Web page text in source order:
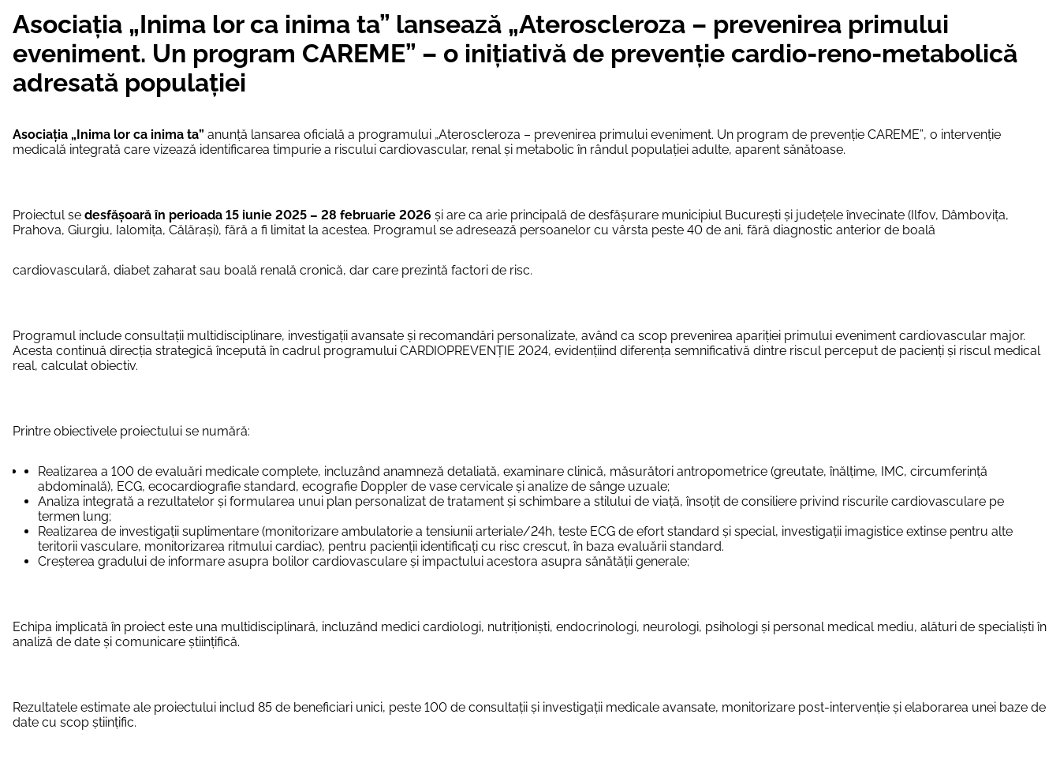
Asociația „Inima lor ca inima ta” lansează „Ateroscleroza – prevenirea primului
eveniment. Un program CAREME” – o inițiativă de prevenție cardio-reno-metabolică
adresată populației
Asociația „Inima lor ca inima ta” anunță lansarea oficială a programului „Ateroscleroza – prevenirea primului eveniment. Un program de prevenție CAREME”, o intervenție
medicală integrată care vizează identificarea timpurie a riscului cardiovascular, renal și metabolic în rândul populației adulte, aparent sănătoase.
Proiectul se desfășoară în perioada 15 iunie 2025 – 28 februarie 2026 și are ca arie principală de desfășurare municipiul București și județele învecinate (Ilfov, Dâmbovița,
Prahova, Giurgiu, Ialomița, Călărași), fără a fi limitat la acestea. Programul se adreseazǎ persoanelor cu vârsta peste 40 de ani, fără diagnostic anterior de boală
cardiovasculară, diabet zaharat sau boală renală cronică, dar care prezintă factori de risc.
Programul include consultații multidisciplinare, investigații avansate și recomandări personalizate, având ca scop prevenirea apariției primului eveniment cardiovascular major.
Acesta continuă direcția strategică începută în cadrul programului CARDIOPREVENȚIE 2024, evidențiind diferența semnificativă dintre riscul perceput de pacienți și riscul medical
real, calculat obiectiv.
Printre obiectivele proiectului se numără:
Realizarea a 100 de evaluări medicale complete, incluzând anamneză detaliată, examinare clinică, măsurători antropometrice (greutate, înălțime, IMC, circumferință
abdominală), ECG, ecocardiografie standard, ecografie Doppler de vase cervicale și analize de sânge uzuale;
Analiza integrată a rezultatelor și formularea unui plan personalizat de tratament și schimbare a stilului de viață, însoțit de consiliere privind riscurile cardiovasculare pe
termen lung;
Realizarea de investigații suplimentare (monitorizare ambulatorie a tensiunii arteriale/24h, teste ECG de efort standard și special, investigații imagistice extinse pentru alte
teritorii vasculare, monitorizarea ritmului cardiac), pentru pacienții identificați cu risc crescut, în baza evaluării standard.
Creșterea gradului de informare asupra bolilor cardiovasculare și impactului acestora asupra sănătății generale;
Echipa implicată în proiect este una multidisciplinară, incluzând medici cardiologi, nutriționiști, endocrinologi, neurologi, psihologi și personal medical mediu, alături de specialiști în
analiză de date și comunicare științifică.
Rezultatele estimate ale proiectului includ 85 de beneficiari unici, peste 100 de consultații și investigații medicale avansate, monitorizare post-intervenție și elaborarea unei baze de
date cu scop științific.